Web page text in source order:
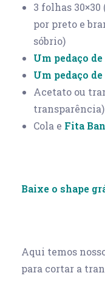
3 folhas
por preto e
sóbrio)
Um pedaço
Um pedaço
Acetato ou
transparência)
Cola e Fita
Baixe o shape
Aqui temos
para cortar a